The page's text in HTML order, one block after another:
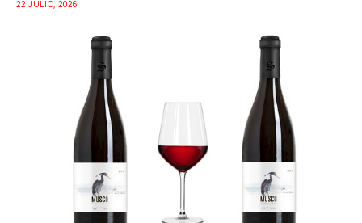
22 JULIO, 2026